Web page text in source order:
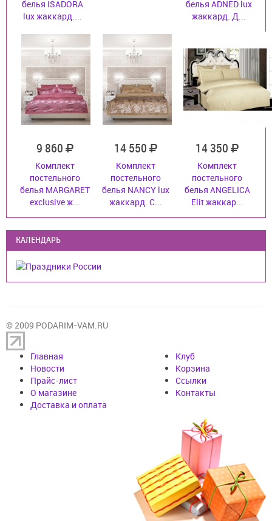
белья ISADORA
lux жаккард....
белья ADNED lux
жаккард. Д...
9 860
Комплект
постельного
белья MARGARET
exclusive ж...
14 550
Комплект
постельного
белья NANCY lux
жаккард. С...
14 350
Комплект
постельного
белья ANGELICA
Elit жаккар...
КАЛЕНДАРЬ
© 2009 PODARIM-VAM.RU
Главная
Новости
Прайс-лист
О магазине
Доставка и оплата
Клуб
Корзина
Cсылки
Контакты